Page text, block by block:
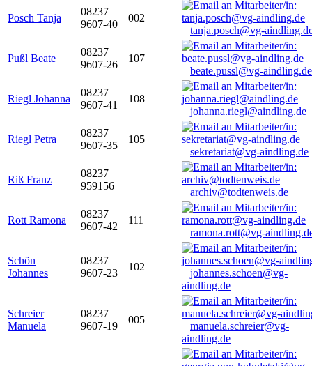
Posch Tanja
08237
9607-40
002
tanja.posch@vg-
Pußl Beate
08237
9607-26
107
beate.pussl@vg-aindling.de
Riegl Johanna
08237
9607-41
108
johanna.riegl@aindling.de
Riegl Petra
08237
9607-35
105
sekretariat@vg-aindling.de
Riß Franz
08237
959156
archiv@todtenweis.de
Rott Ramona
08237
9607-42
111
ramona.rott@vg-
Schön
Johannes
08237
9607-23
102
johannes.schoen@vg-
aindling.de
Schreier
Manuela
08237
9607-19
005
manuela.schreier@vg-
aindling.de